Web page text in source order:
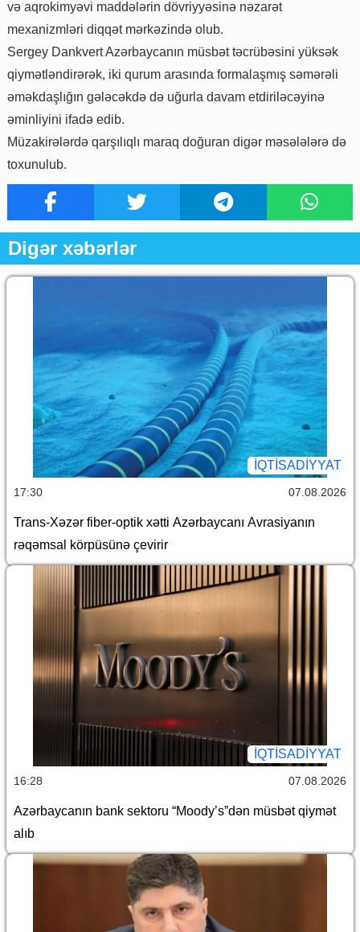
və aqrokimyəvi maddələrin dövriyyəsinə nəzarət
mexanizmləri diqqət mərkəzində olub.
Sergey Dankvert Azərbaycanın müsbət təcrübəsini yüksək
qiymətləndirərək, iki qurum arasında formalaşmış səmərəli
əməkdaşlığın gələcəkdə də uğurla davam etdiriləcəyinə
əminliyini ifadə edib.
Müzakirələrdə qarşılıqlı maraq doğuran digər məsələlərə də
toxunulub.
Digər xəbərlər
İQTİSADİYYAT
17:30 07.08.2026
Trans-Xəzər fiber-optik xətti Azərbaycanı Avrasiyanın
rəqəmsal körpüsünə çevirir
İQTİSADİYYAT
16:28 07.08.2026
Azərbaycanın bank sektoru “Moody’s”dən müsbət qiymət
alıb